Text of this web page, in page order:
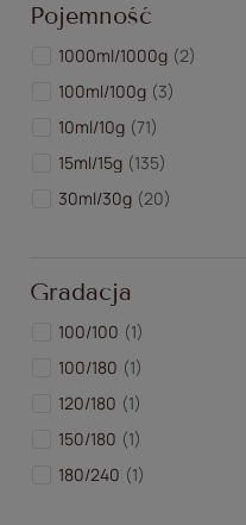
Pojemność
1000ml/1000g 2
100ml/100g 3
10ml/10g 71
15ml/15g 135
30ml/30g 20
Gradacja
100/100
1
100/180
1
120/180
1
150/180
1
180/240
1